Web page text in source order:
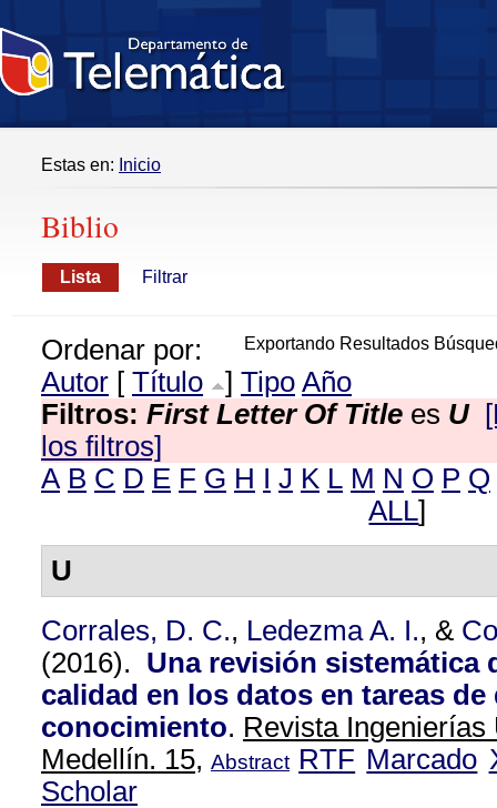
Estas en: Inicio
Biblio
Lista Filtrar
Exportando Resultados
Ordenar por:
Autor [ Título ] Tipo Año
Filtros: First Letter Of Title es U
los filtros]
A B C D E F G H I J K L M N O P Q
ALL]
U
Corrales, D. C., Ledezma A. I., &
(2016). Una revisión sistemática
calidad en los datos en tareas
conocimiento. Revista Ingenierías
Medellín. 15, Abstract RTF Marcado
Scholar